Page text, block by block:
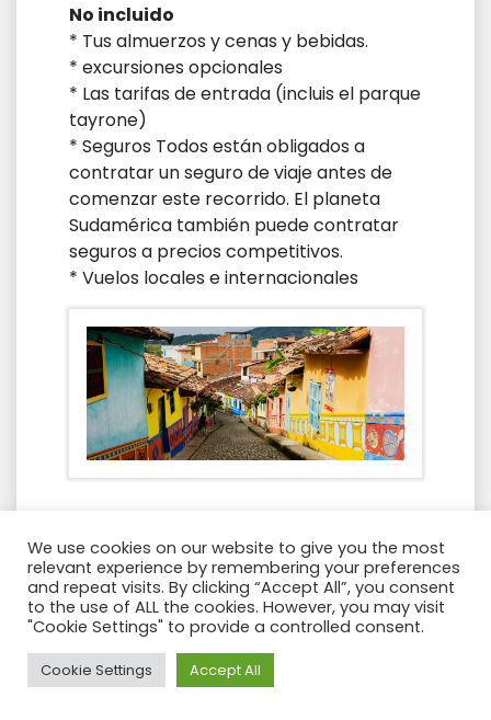
No incluido
* Tus almuerzos y cenas y bebidas.
* excursiones opcionales
* Las tarifas de entrada (incluis el parque
tayrone)
* Seguros Todos están obligados a
contratar un seguro de viaje antes de
comenzar este recorrido. El planeta
Sudamérica también puede contratar
seguros a precios competitivos.
* Vuelos locales e internacionales
Puntos de interés
* Bogotá con hermosos museos
* La catedral de sal
* Tatacoa del desierto
* Imágenes de San Agustín
* Cafetales
We use cookies on our website to give you the most
relevant experience by remembering your preferences
and repeat visits. By clicking “Accept All”, you consent
to the use of ALL the cookies. However, you may visit
"Cookie Settings" to provide a controlled consent.
Cookie Settings Accept All